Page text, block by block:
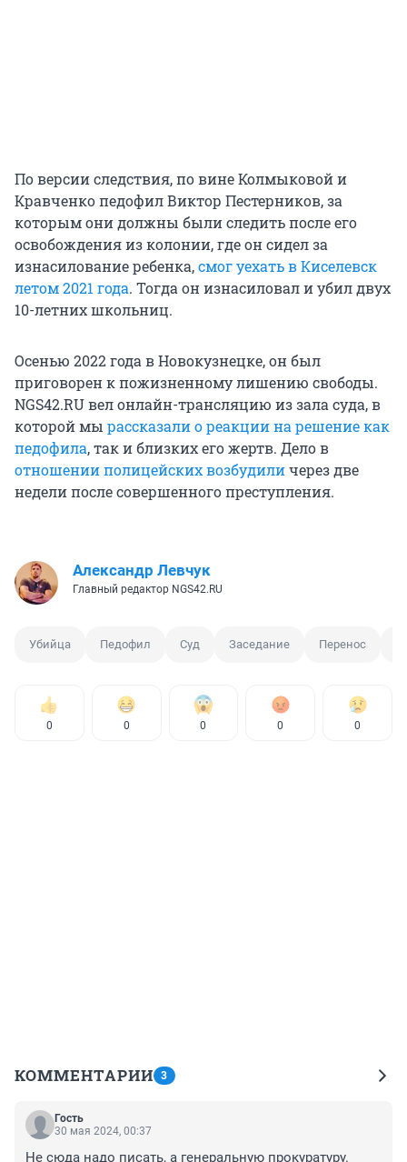
По версии следствия, по вине Колмыковой и
Кравченко педофил Виктор Пестерников, за
которым они должны были следить после его
освобождения из колонии, где он сидел за
изнасилование ребенка,смог уехать в Киселевск
летом 2021 года. Тогда он изнасиловал и убил двух
10-летних школьниц.
Осенью 2022 года в Новокузнецке, он был
приговорен к пожизненному лишению свободы.
NGS42.RU вел онлайн-трансляцию из зала суда, в
которой мы рассказали о реакции на решение как
педофила, так и близких его жертв. Дело в
отношении полицейских возбудиличерез две
недели после совершенного преступления.
Александр Левчук
Главный редактор NGS42.RU
Убийца Педофил Суд Заседание Перенос
0 0 0 0 0
КОММЕНТАРИИ 3
Гость
30 мая 2024, 00:37
Не сюда надо писать, а генеральную прокуратуру.